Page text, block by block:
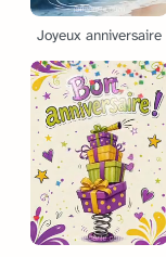
Joyeux anniversaire